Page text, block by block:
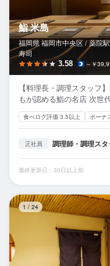
鮨 米島
福岡県 福岡市中央区 / 薬院駅
寿司
3.58 ～￥
【料理長・調理スタッフ
もが認める鮨の名店 次世
食べログ評価 3.5以上 ボーナ
正社員 調理師・調理スタ
最終更新日：30日以上前
1 / 24